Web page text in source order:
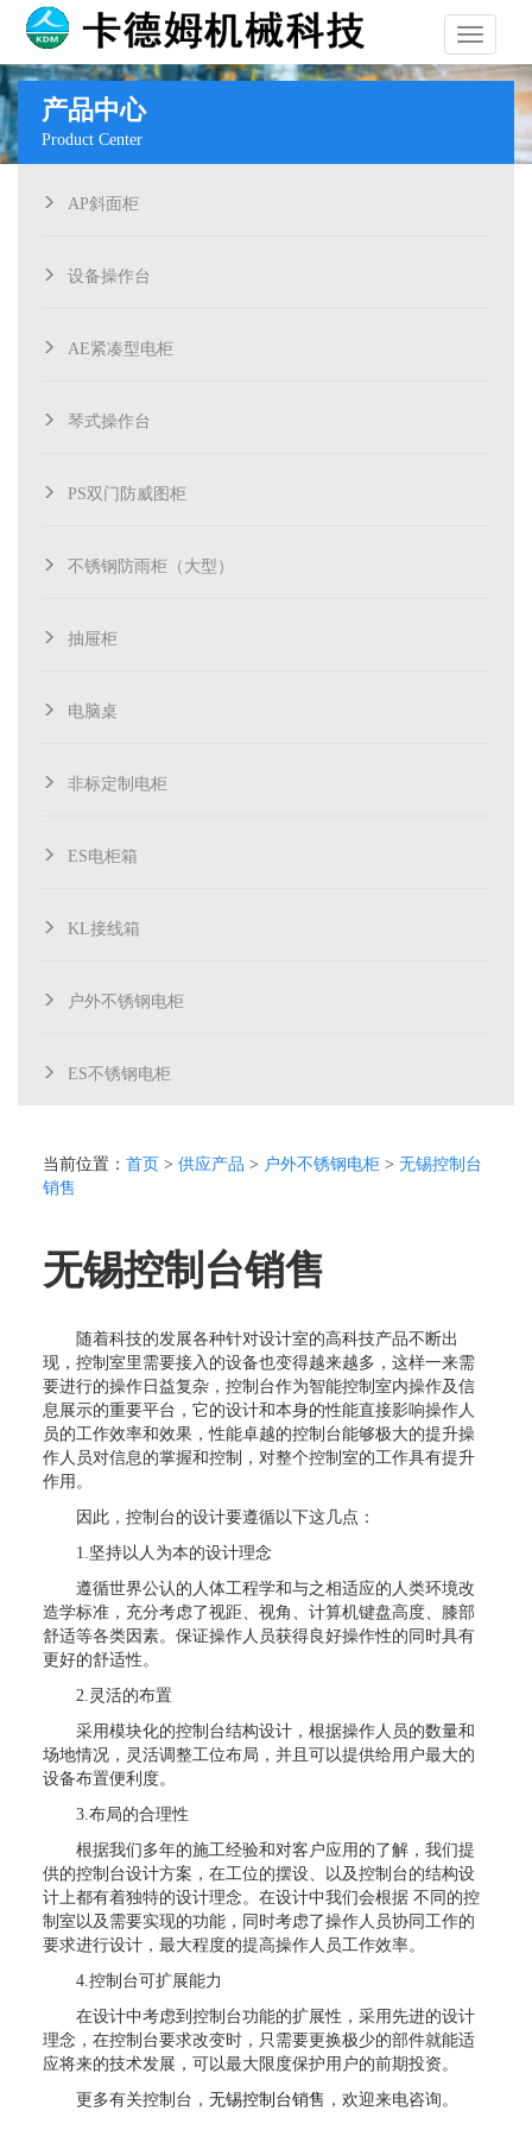
导
产品中心
Product Center
AP斜面柜
设备操作台
AE紧凑型电柜
琴式操作台
PS双门防威图柜
不锈钢防雨柜（大型）
抽屉柜
电脑桌
非标定制电柜
ES电柜箱
KL接线箱
户外不锈钢电柜
ES不锈钢电柜
当前位置： 首页 > 供应产品 > 户外不锈钢电柜> 无锡控制台
销售
无锡控制台销售
随着科技的发展各种针对设计室的高科技产品不断出
现，控制室里需要接入的设备也变得越来越多，这样一来需
要进行的操作日益复杂，控制台作为智能控制室内操作及信
息展示的重要平台，它的设计和本身的性能直接影响操作人
员的工作效率和效果，性能卓越的控制台能够极大的提升操
作人员对信息的掌握和控制，对整个控制室的工作具有提升
作用。
因此，控制台的设计要遵循以下这几点：
1.坚持以人为本的设计理念
遵循世界公认的人体工程学和与之相适应的人类环境改
造学标准，充分考虑了视距、视角、计算机键盘高度、膝部
舒适等各类因素。保证操作人员获得良好操作性的同时具有
更好的舒适性。
2.灵活的布置
采用模块化的控制台结构设计，根据操作人员的数量和
场地情况，灵活调整工位布局，并且可以提供给用户最大的
设备布置便利度。
3.布局的合理性
根据我们多年的施工经验和对客户应用的了解，我们提
供的控制台设计方案，在工位的摆设、以及控制台的结构设
计上都有着独特的设计理念。在设计中我们会根据 不同的控
制室以及需要实现的功能，同时考虑了操作人员协同工作的
要求进行设计，最大程度的提高操作人员工作效率。
4.控制台可扩展能力
在设计中考虑到控制台功能的扩展性，采用先进的设计
理念，在控制台要求改变时，只需要更换极少的部件就能适
应将来的技术发展，可以最大限度保护用户的前期投资。
更多有关控制台， 无锡控制台销售 ，欢迎来电咨询。